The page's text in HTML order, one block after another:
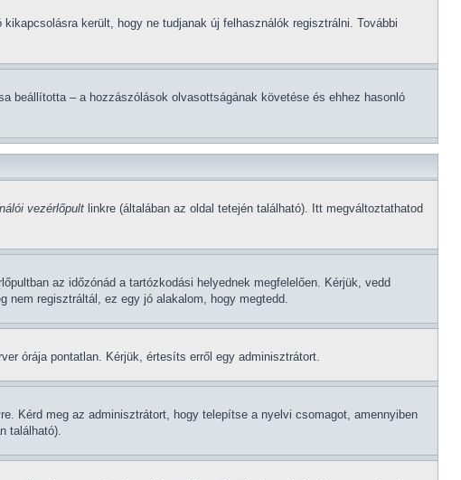
került, hogy ne tudjanak új felhasználók regisztrálni. További
beállította – a hozzászólások olvasottságának követése és ehhez hasonló
vezérlőpult linkre (általában az oldal tetején található). Itt megváltoztathatod
az időzónád a tartózkodási helyednek megfelelően. Kérjük, vedd
nem regisztráltál, ez egy jó alakalom, hogy megtedd.
órája pontatlan. Kérjük, értesíts erről egy adminisztrátort.
Kérd meg az adminisztrátort, hogy telepítse a nyelvi csomagot, amennyiben
található).